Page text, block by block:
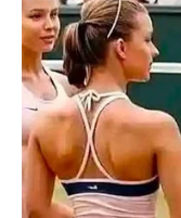
Potpuno ohlađenu
odstoji otprilike 10
nego što je narežete
Tortu narežite na
porcije kolača, a
vrhnja, pospite